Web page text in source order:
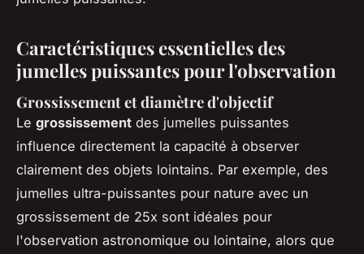
Caractéristiques essentielles des
jumelles puissantes pour l'observation
Grossissement et diamètre d'objectif
Le grossissement des jumelles puissantes
influence directement la capacité à observer
clairement des objets lointains. Par exemple, des
jumelles ultra-puissantes pour nature avec un
grossissement de 25x sont idéales pour
l'observation astronomique ou lointaine, alors que